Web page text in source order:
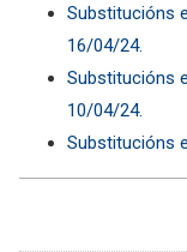
Substitucións
16/04/24.
Substitucións
10/04/24.
Substitucións